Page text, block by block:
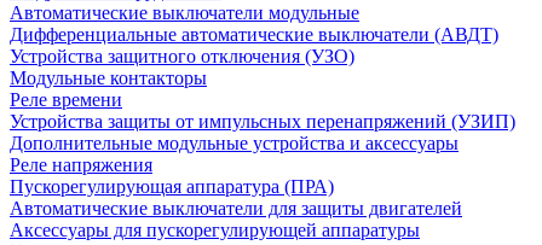
Автоматические выключатели модульные
Дифференциальные автоматические выключатели (АВДТ)
Устройства защитного отключения (УЗО)
Модульные контакторы
Реле времени
Устройства защиты от импульсных перенапряжений (УЗИП)
Дополнительные модульные устройства и аксессуары
Реле напряжения
Пускорегулирующая аппаратура (ПРА)
Автоматические выключатели для защиты двигателей
Аксессуары для пускорегулирующей аппаратуры